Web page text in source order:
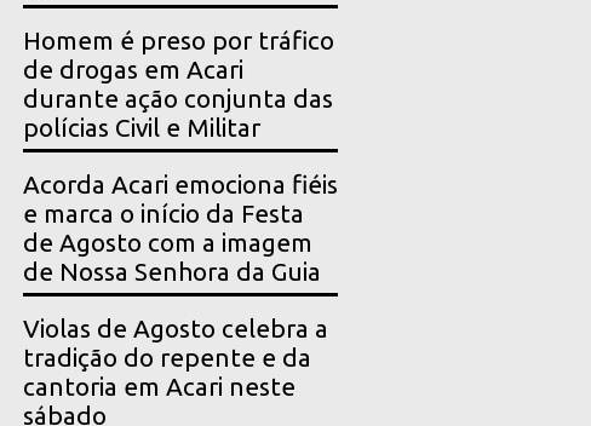
Homem é preso por tráfico
de drogas em Acari
durante ação conjunta das
polícias Civil e Militar
Acorda Acari emociona fiéis
e marca o início da Festa
de Agosto com a imagem
de Nossa Senhora da Guia
Violas de Agosto celebra a
tradição do repente e da
cantoria em Acari neste
sábado